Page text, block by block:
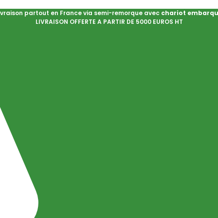
partout en France via semi-remorque avec chariot
LIVRAISON OFFERTE A PARTIR DE 5000 EUROS HT